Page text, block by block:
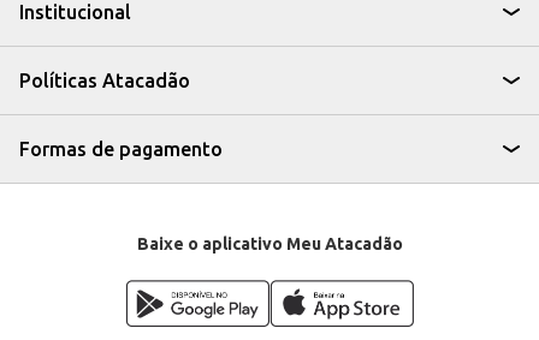
Institucional
Políticas Atacadão
Formas de pagamento
Baixe o aplicativo Meu Atacadão